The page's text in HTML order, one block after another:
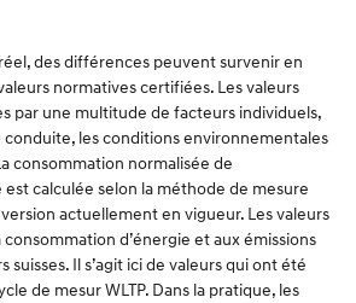
des différences peuvent survenir en
normatives certifiées. Les valeurs
par une multitude de facteurs individuels,
les conditions environnementales
consommation normalisée de
calculée selon la méthode de mesure
actuellement en vigueur. Les valeurs
d’énergie et aux émissions
suisses. Il s’agit ici de valeurs qui ont été
de mesur WLTP. Dans la pratique, les